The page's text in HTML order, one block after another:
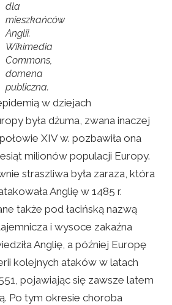
dla
mieszkańców
Anglii.
Wikimedia
Commons,
domena
publiczna.
w dziejach
była dżuma, zwana inaczej
XIV w. pozbawiła ona
milionów populacji Europy.
straszliwa była zaraza, która
Anglię w 1485 r.
także pod łacińską nazwą
i wysoce zakaźna
Anglię, a później Europę
kolejnych ataków w latach
pojawiając się zawsze latem
Po tym okresie choroba